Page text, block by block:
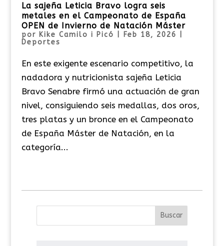
La sajeña Leticia Bravo logra seis
metales en el Campeonato de España
OPEN de Invierno de Natación Máster
por Kike Camilo i Picó Feb 18, 2026
Deportes
En este exigente escenario competitivo, la
nadadora y nutricionista sajeña Leticia
Bravo Senabre firmó una actuación de gran
nivel, consiguiendo seis medallas, dos oros,
tres platas y un bronce en el Campeonato
de España Máster de Natación, en la
categoría...